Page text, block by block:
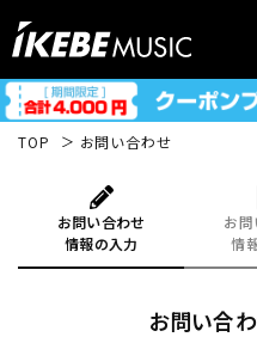
TOP お問い合わせ
お問い合わせ
情報の入力
お問
情
お問い合